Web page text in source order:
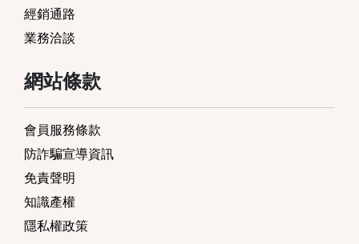
經銷通路
業務洽談
網站條款
會員服務條款
防詐騙宣導資訊
免責聲明
知識產權
隱私權政策